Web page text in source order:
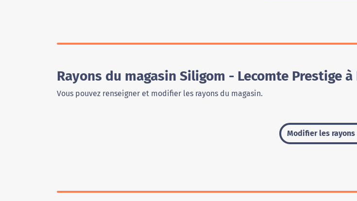
Rayons du magasin Siligom - Lecomte Prestige
Vous pouvez renseigner et modifier les rayons du magasin.
Modifier les rayons